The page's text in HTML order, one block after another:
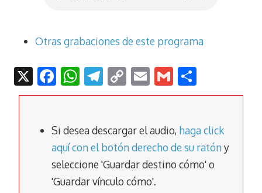
Otras grabaciones de este programa
X F
ac
b
o
o
W
h
s
A
p
T
el
gr
a
m
C
o
y
Li
n
E
m
l
G
m
l
o
p
ar
tir
Si desea descargar el audio, haga click
aquí con el botón derecho de su ratóny
seleccione 'Guardar destino cómo' o
'Guardar vínculo cómo'.